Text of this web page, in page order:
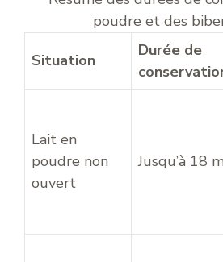
poudre et des
Situation
Durée de
Lait en
poudre non
ouvert
Jusqu’à 18